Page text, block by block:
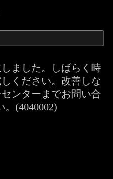
ました。しばらく時
ください。改善しな
ンターまでお問い合
。(4040002)